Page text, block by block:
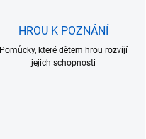
HROU K POZNÁNÍ
Pomůcky, které dětem hrou rozvíjí
jejich schopnosti